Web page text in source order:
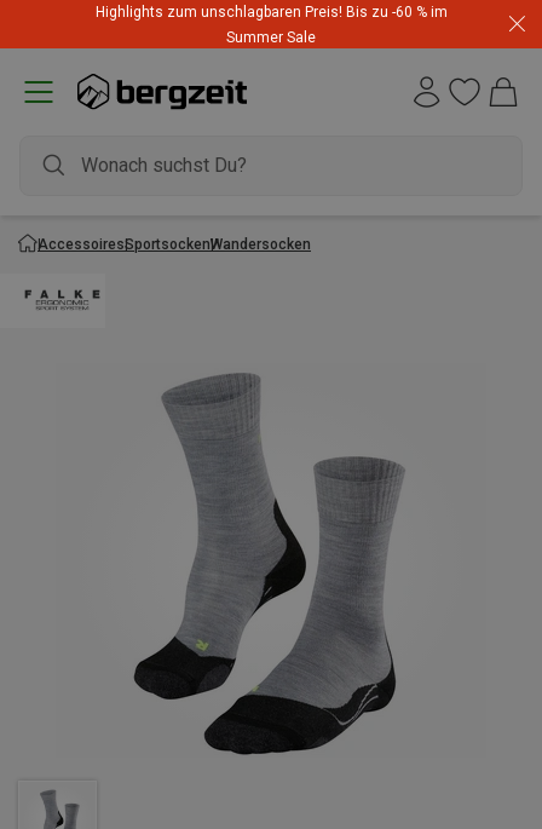
Highlights zum unschlagbaren Preis! Bis zu -60 % im
Summer Sale
AccessoiresSportsockenWandersocken